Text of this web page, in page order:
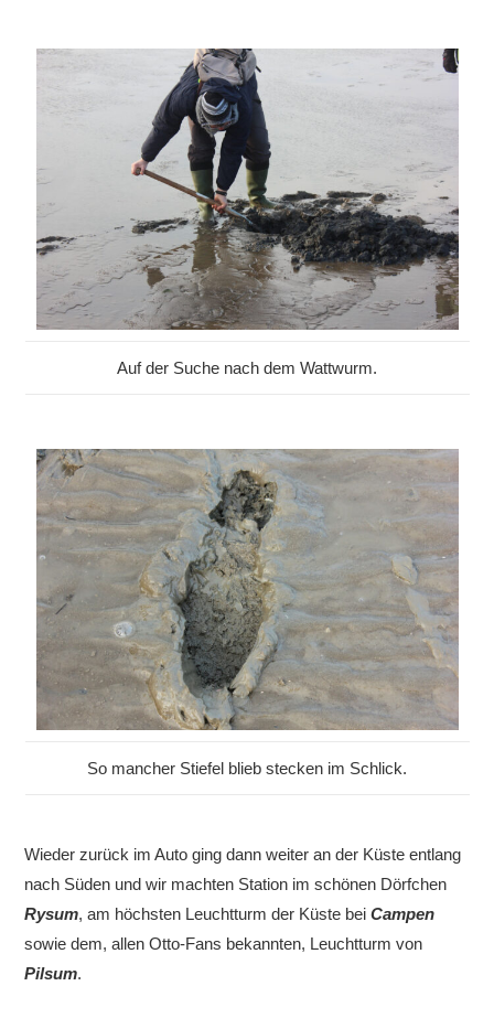
Auf der Suche nach dem Wattwurm.
So mancher Stiefel blieb stecken im Schlick.
Wieder zurück im Auto ging dann weiter an der Küste entlang
nach Süden und wir machten Station im schönen Dörfchen
Rysum, am höchsten Leuchtturm der Küste beiCampen
sowie dem, allen Otto-Fans bekannten, Leuchtturm von
Pilsum.